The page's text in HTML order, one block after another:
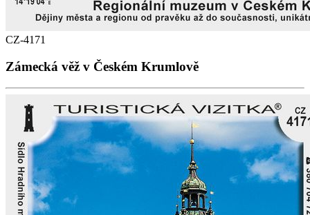
CZ-4171
Zámecká věž v Českém Krumlově